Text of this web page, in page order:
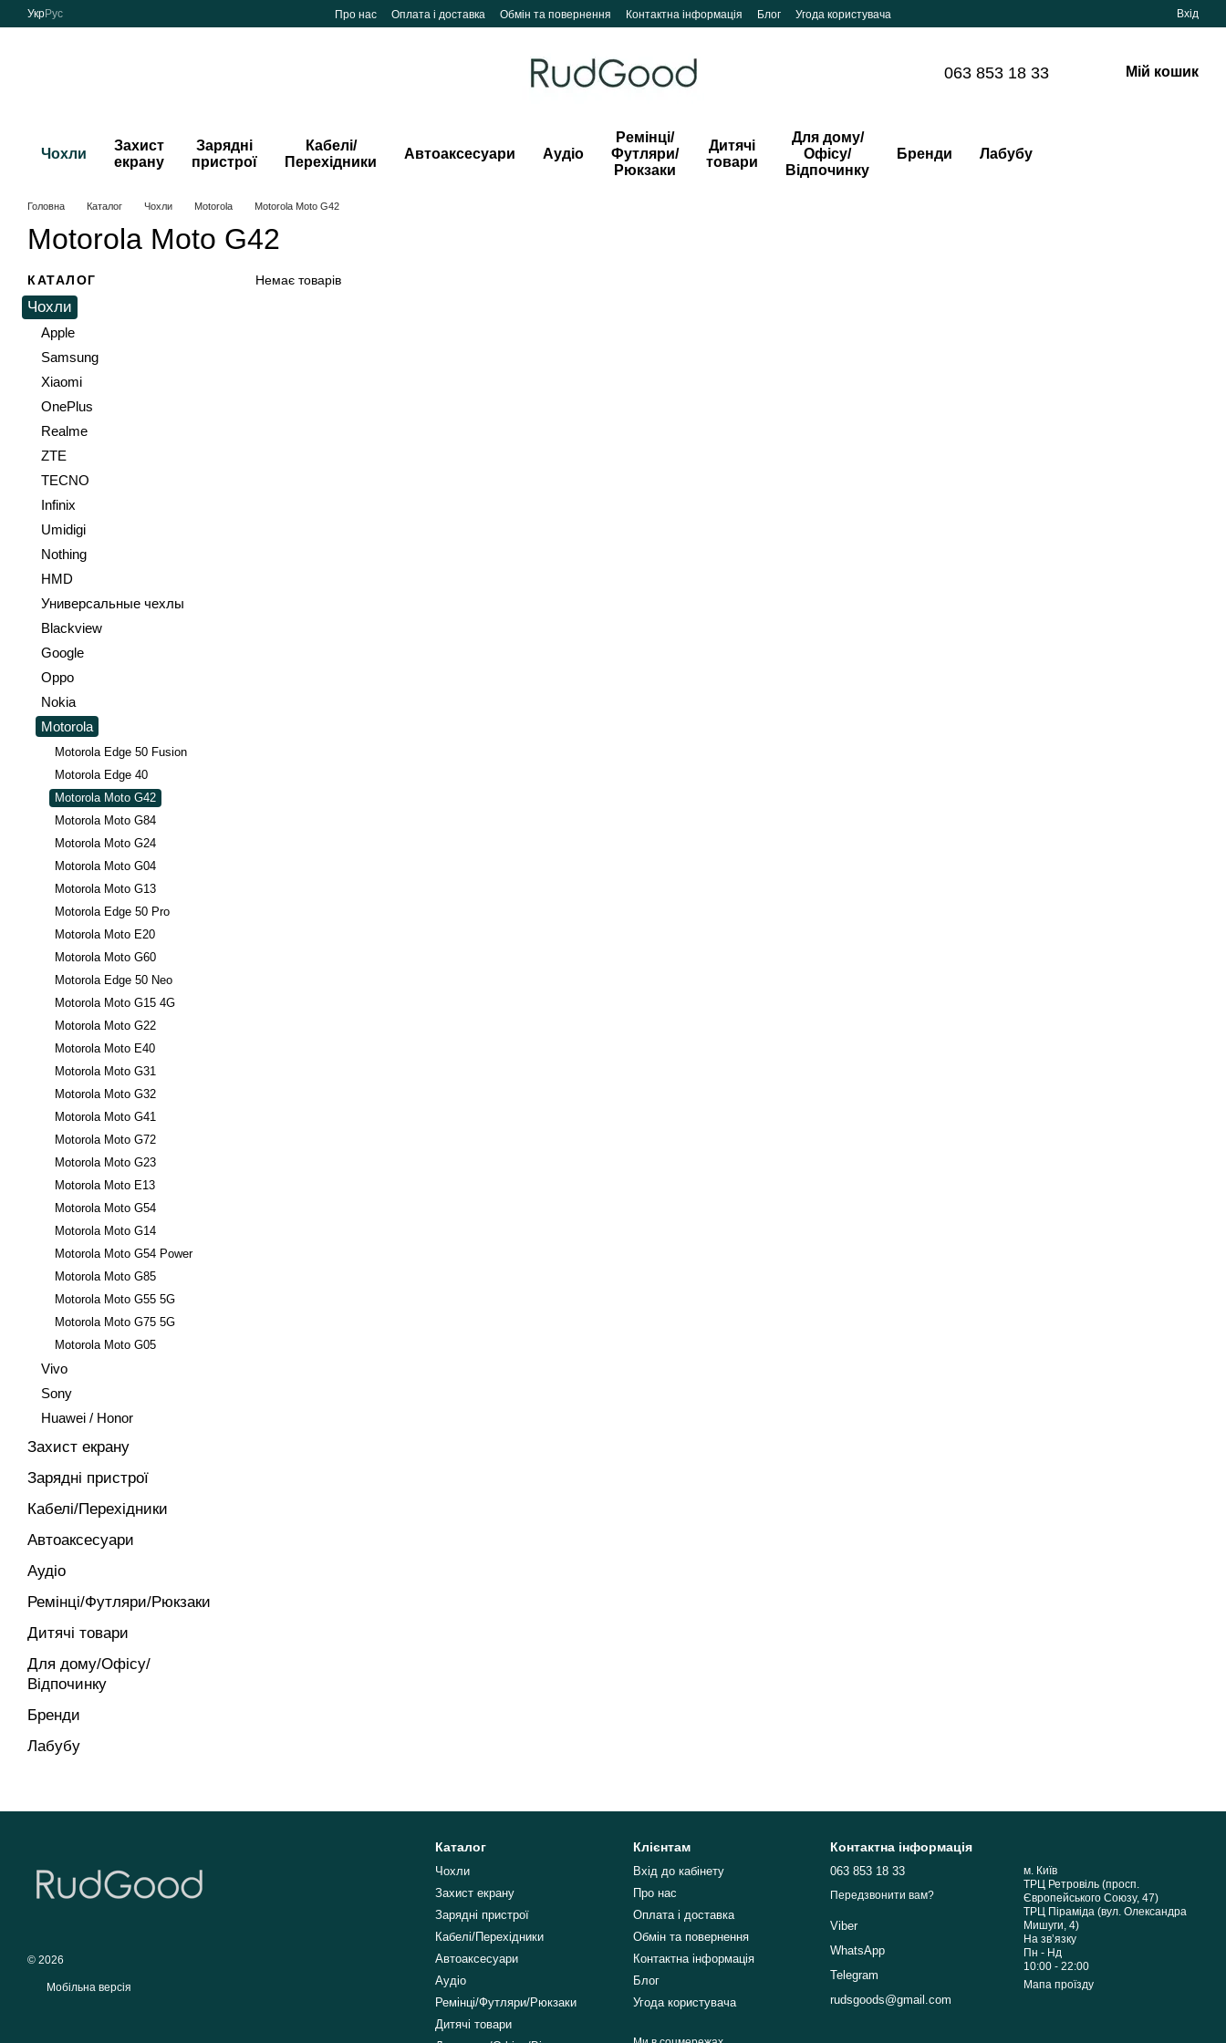
Перейти до основного контенту
УкрРус Про нас Оплата і доставка Обмін та повернення Контактна інформація Блог Угода користувача Вхід
063 853 18 33 Мій кошик
Чохли
Захист
екрану
Зарядні
пристрої
Кабелі/
Перехідники
Автоаксесуари Аудіо
Ремінці/
Футляри/
Рюкзаки
Дитячі
товари
Для дому/
Офісу/
Відпочинку
Бренди Лабубу
Головна Каталог Чохли Motorola Motorola Moto G42
Motorola Moto G42
Немає товарів
КАТАЛОГ
Чохли
Apple
Samsung
Xiaomi
OnePlus
Realme
ZTE
TECNO
Infinix
Umidigi
Nothing
HMD
Универсальные чехлы
Blackview
Google
Oppo
Nokia
Motorola
Motorola Edge 50 Fusion
Motorola Edge 40
Motorola Moto G42
Motorola Moto G84
Motorola Moto G24
Motorola Moto G04
Motorola Moto G13
Motorola Edge 50 Pro
Motorola Moto E20
Motorola Moto G60
Motorola Edge 50 Neo
Motorola Moto G15 4G
Motorola Moto G22
Motorola Moto E40
Motorola Moto G31
Motorola Moto G32
Motorola Moto G41
Motorola Moto G72
Motorola Moto G23
Motorola Moto E13
Motorola Moto G54
Motorola Moto G14
Motorola Moto G54 Power
Motorola Moto G85
Motorola Moto G55 5G
Motorola Moto G75 5G
Motorola Moto G05
Vivo
Sony
Huawei / Honor
Захист екрану
Зарядні пристрої
Кабелі/Перехідники
Автоаксесуари
Аудіо
Ремінці/Футляри/Рюкзаки
Дитячі товари
Для дому/Офісу/
Відпочинку
Бренди
Лабубу
© 2026
Мобільна версія
Каталог
Чохли
Захист екрану
Зарядні пристрої
Кабелі/Перехідники
Автоаксесуари
Аудіо
Ремінці/Футляри/Рюкзаки
Дитячі товари
Клієнтам
Вхід до кабінету
Про нас
Оплата і доставка
Обмін та повернення
Контактна інформація
Блог
Угода користувача
Контактна інформація
063 853 18 33
Передзвонити вам?
Viber
WhatsApp
Telegram
rudsgoods@gmail.com
м. Київ
ТРЦ Ретровіль (просп.
Європейського Союзу, 47)
ТРЦ Піраміда (вул. Олександра
Мишуги, 4)
На звʼязку
Пн - Нд
10:00 - 22:00
Мапа проїзду